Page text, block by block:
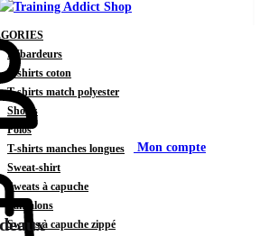
Débardeurs
T-shirts coton
T-shirts match polyester
Shorts
Polos
T-shirts manches longues
Sweat-shirt
Sweats à capuche
Pantalons
Sweats à capuche zippé
Mon compte